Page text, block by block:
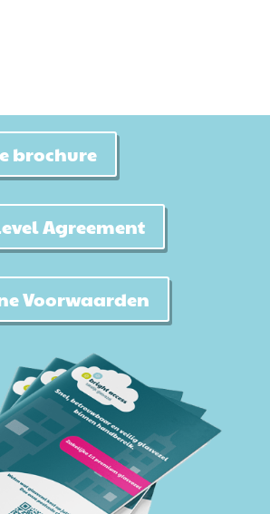
brochure
Agreement
Voorwaarden